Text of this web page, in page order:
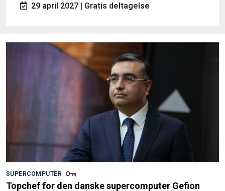
29 april 2027 | Gratis deltagelse
SUPERCOMPUTER
Topchef for den danske supercomputer Gefion